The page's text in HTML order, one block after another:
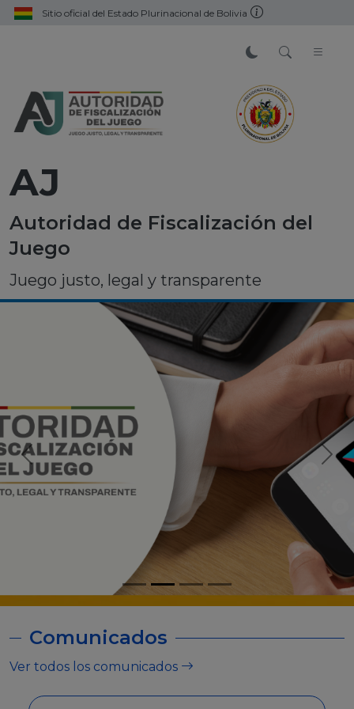
Sitio oficial del Estado Plurinacional de Bolivia
AJ
Autoridad de Fiscalización del
Juego
Juego justo, legal y transparente
Comunicados
Ver todos los comunicados